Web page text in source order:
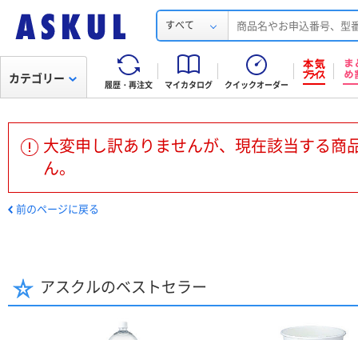
すべて
履歴・再注文 マイカタログ クイックオーダー
カテゴリー
大変申し訳ありませんが、現在該当する商
ん。
前のページに戻る
アスクルのベストセラー